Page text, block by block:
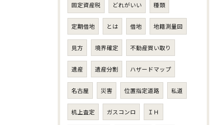
固定資産税 どれがいい 種類
定期借地 とは 借地 地籍測量図
見方 境界確定 不動産買い取り
遺産 遺産分割 ハザードマップ
名古屋 災害 位置指定道路 私道
机上査定 ガスコンロ ＩＨ